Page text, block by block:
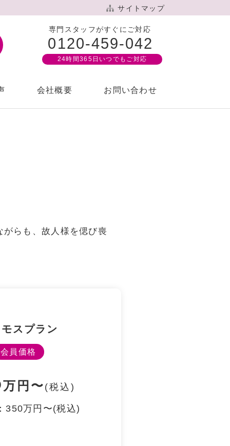
サイトマップ
専門スタッフがすぐにご対応
0120-459-042
24時間365⽇いつでもご対応
倶楽部 想いをカタチにするご葬儀
会社概要 お問い合わせ
らも、故人様を偲び喪
スプラン
会員価格
万円〜 (税込)
350万円〜(税込)